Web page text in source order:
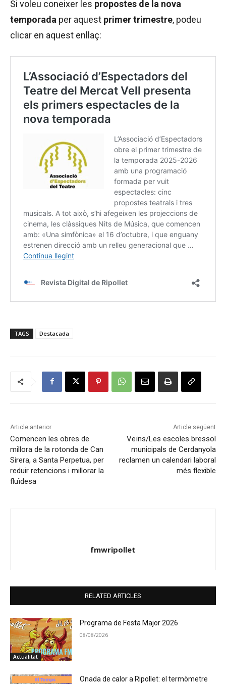
Si voleu coneixer les propostes de la nova
temporada per aquest primer trimestre, podeu
clicar en aquest enllaç:
TAGS Destacada
Article anterior
Comencen les obres de
millora de la rotonda de Can
Sirera, a Santa Perpetua, per
reduir retencions i millorar la
fluïdesa
Article següent
Veïns/Les escoles bressol
municipals de Cerdanyola
reclamen un calendari laboral
més flexible
fmwripollet
RELATED ARTICLES
Actualitat
Programa de Festa Major 2026
08/08/2026
Onada de calor a Ripollet: el termòmetre